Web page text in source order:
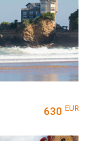
630 EUR